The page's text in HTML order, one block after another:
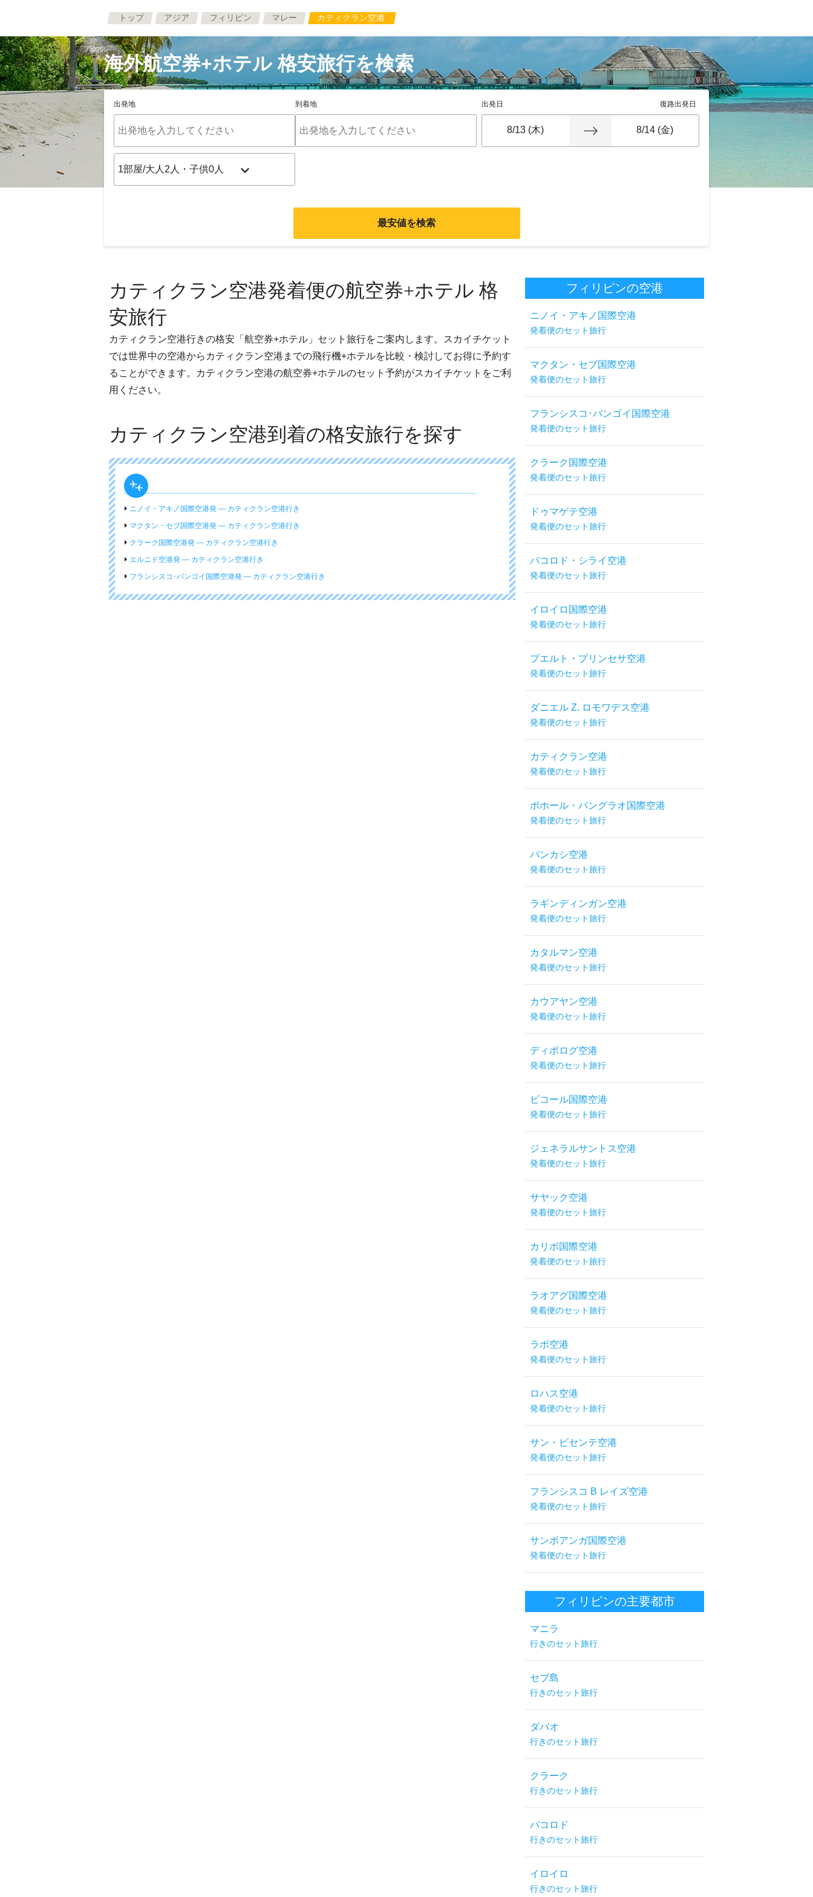
トップ アジア フィリピン マレー カティクラン空港
海外航空券+ホテル 格安旅行を検索
出発地 到着地 出発日 復路出発日
最安値を検索
カティクラン空港発着便の航空券+ホテル 格
安旅行
カティクラン空港行きの格安「航空券+ホテル」セット旅行をご案内します。スカイチケット
では世界中の空港からカティクラン空港までの飛行機+ホテルを比較・検討してお得に予約す
ることができます。カティクラン空港の航空券+ホテルのセット予約がスカイチケットをご利
用ください。
カティクラン空港到着の格安旅行を探す
ニノイ・アキノ国際空港発 ― カティクラン空港行き
マクタン・セブ国際空港発 ― カティクラン空港行き
クラーク国際空港発 ― カティクラン空港行き
エルニド空港発 ― カティクラン空港行き
フランシスコ･バンゴイ国際空港発 ― カティクラン空港行き
フィリピンの空港
ニノイ・アキノ国際空港
発着便のセット旅行
マクタン・セブ国際空港
発着便のセット旅行
フランシスコ･バンゴイ国際空港
発着便のセット旅行
クラーク国際空港
発着便のセット旅行
ドゥマゲテ空港
発着便のセット旅行
バコロド・シライ空港
発着便のセット旅行
イロイロ国際空港
発着便のセット旅行
プエルト・プリンセサ空港
発着便のセット旅行
ダニエル Z. ロモワデス空港
発着便のセット旅行
カティクラン空港
発着便のセット旅行
ボホール・パングラオ国際空港
発着便のセット旅行
バンカシ空港
発着便のセット旅行
ラギンディンガン空港
発着便のセット旅行
カタルマン空港
発着便のセット旅行
カウアヤン空港
発着便のセット旅行
ディポログ空港
発着便のセット旅行
ビコール国際空港
発着便のセット旅行
ジェネラルサントス空港
発着便のセット旅行
サヤック空港
発着便のセット旅行
カリボ国際空港
発着便のセット旅行
ラオアグ国際空港
発着便のセット旅行
ラボ空港
発着便のセット旅行
ロハス空港
発着便のセット旅行
サン・ビセンテ空港
発着便のセット旅行
フランシスコ B レイズ空港
発着便のセット旅行
サンボアンガ国際空港
発着便のセット旅行
フィリピンの主要都市
マニラ
行きのセット旅行
セブ島
行きのセット旅行
ダバオ
行きのセット旅行
クラーク
行きのセット旅行
バコロド
行きのセット旅行
イロイロ
行きのセット旅行